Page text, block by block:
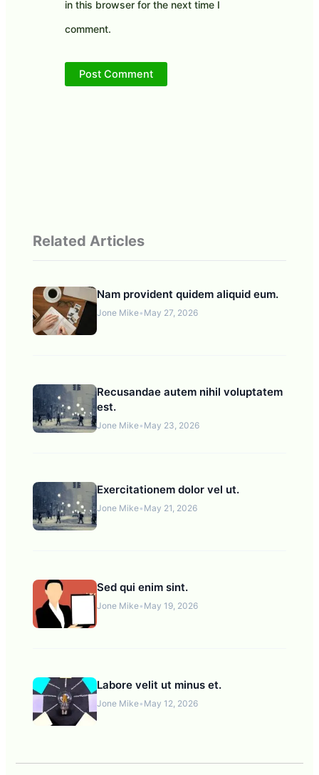
in this browser for the next time I
comment.
Related Articles
Nam provident quidem aliquid eum.
Jone Mike• May 27, 2026
Recusandae autem nihil voluptatem
est.
Jone Mike• May 23, 2026
Exercitationem dolor vel ut.
Jone Mike• May 21, 2026
Sed qui enim sint.
Jone Mike• May 19, 2026
Labore velit ut minus et.
Jone Mike• May 12, 2026